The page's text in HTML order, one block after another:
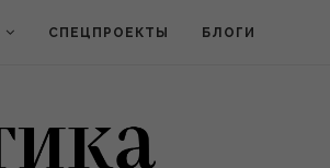
СПЕЦПРОЕКТЫ БЛОГИ